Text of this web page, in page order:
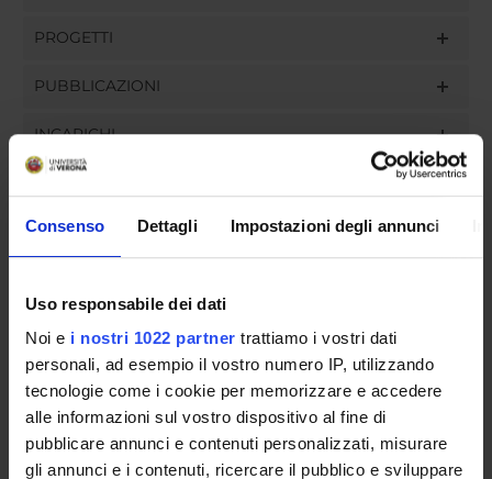
Consenso Dettagli Impostazioni degli annunci
Uso responsabile dei dati
Noi e i nostri 1022 partner trattiamo i vostri dati
personali, ad esempio il vostro numero IP, utilizzando
tecnologie come i cookie per memorizzare e accedere
alle informazioni sul vostro dispositivo al fine di
pubblicare annunci e contenuti personalizzati, misurare
gli annunci e i contenuti, ricercare il pubblico e sviluppare
PROGETTI
PUBBLICAZIONI
INCARICHI
ORGANIZZAZIONE
GOVERNANCE
COMMISSIONI
UFFICI E STRUTTURE DI SERVIZIO
SERVIZI DI SEGRETERIA STUDENTI